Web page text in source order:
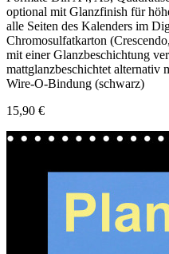
optional mit Glanzfinish für
alle Seiten des Kalenders im
Chromosulfatkarton
mit einer Glanzbeschichtung
mattglanzbeschichtet alternativ
Wire-O-Bindung (schwarz)
15,90 €